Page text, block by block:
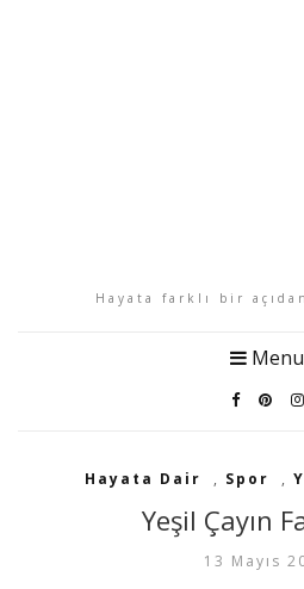
Hayata farklı bir
Menu
Hayata Dair , Spor ,
Yeşil Çayın
13 Mayıs